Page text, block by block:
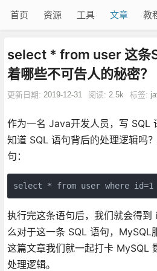
首页 资源 工具 文章 教
select * from user 这条
着哪些不可告人的秘密？
更新日期: 2019-12-31 阅读: 2.5k 标签:
作为一名 Java开发人员，写 SQL
知道 SQL 语句背后的处理逻辑吗
句：
select * from user where id=1
执行完这条语句后，我们就会得到
么对于这一条 SQL 语句，MySQL
这篇文章我们就一起打卡 MySQL
处理逻辑。